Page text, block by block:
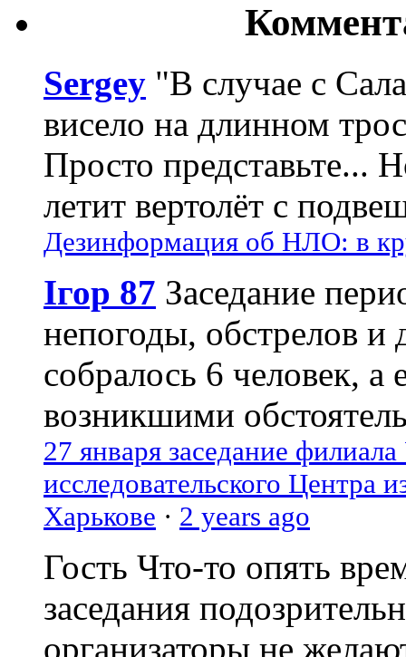
Sergey "В случае с
висело на длинном
Просто представьте...
летит вертолёт с
Дезинформация об НЛО: в
Ігор 87 Заседание
непогоды, обстрелов и
собралось 6 человек, а
возникшими
27 января заседание
исследовательского Центра
Харькове · 2 years ago
Гость Что-то опять
заседания
организаторы не